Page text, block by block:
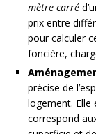
mètre carré
prix entre
pour calculer
foncière,
précise de
logement. Elle
correspond